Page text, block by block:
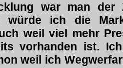
war man der
würde ich die
weil viel mehr
vorhanden ist.
weil ich